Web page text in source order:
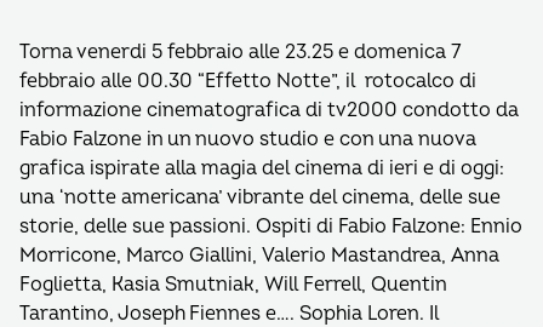
Torna venerdi 5 febbraio alle 23.25 e domenica 7
febbraio alle 00.30 “Effetto Notte”, il rotocalco di
informazione cinematografica di tv2000 condotto da
Fabio Falzone in un nuovo studio e con una nuova
grafica ispirate alla magia del cinema di ieri e di oggi:
una ‘notte americana’ vibrante del cinema, delle sue
storie, delle sue passioni. Ospiti di Fabio Falzone: Ennio
Morricone, Marco Giallini, Valerio Mastandrea, Anna
Foglietta, Kasia Smutniak, Will Ferrell, Quentin
Tarantino, Joseph Fiennes e…. Sophia Loren. Il